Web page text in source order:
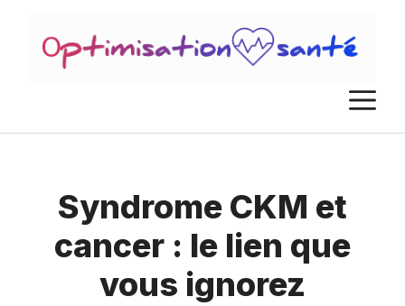
contenu
Syndrome CKM et
cancer : le lien que
vous ignorez